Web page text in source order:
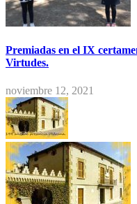
Premiadas en el IX
Virtudes.
noviembre 12, 2021